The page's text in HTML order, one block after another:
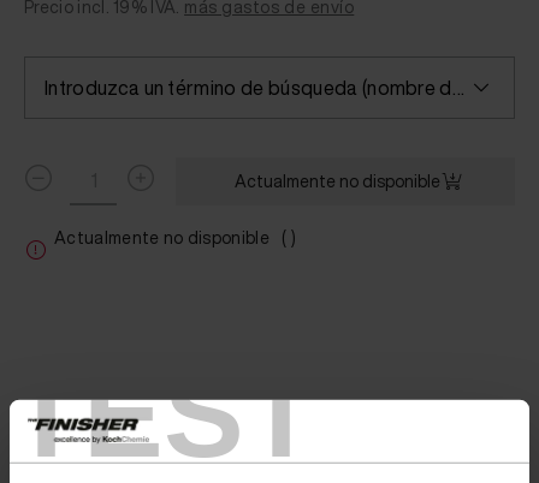
TEST
Precio incl. 19% IVA. más gastos de envío
Introduzca un término de búsqueda (nombre del color/fabricante) o seleccione un color
Actualmente no disponible
Actualmente no disponible ( )